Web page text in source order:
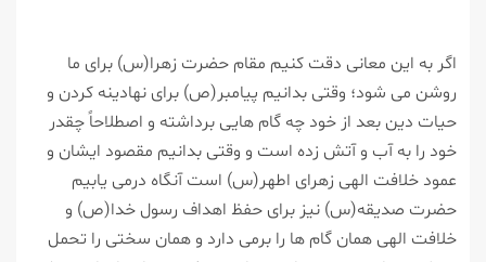
اگر به این معانی دقت كنیم مقام حضرت زهرا(س) برای ما
روشن می شود؛ وقتی بدانیم پیامبر(ص) برای نهادینه كردن و
حیات دین بعد از خود چه گام هایی برداشته و اصطلاحاً چقدر
خود را به آب و آتش زده است و وقتی بدانیم مقصود ایشان و
عمود خلافت الهی زهرای اطهر(س) است آنگاه درمی یابیم
حضرت صدیقه(س) نیز برای حفظ اهداف رسول خدا(ص) و
خلافت الهی همان گام ها را برمی دارد و همان سختی را تحمل